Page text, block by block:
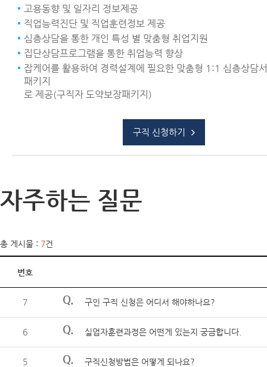
고용동향 및 일자리 정보제공
직업능력진단 및 직업훈련정보 제공
심층상담을 통한 개인 특성 별 맞춤형 취업지원
집단상담프로그램을 통한 취업능력 향상
잡케어를 활용하여 경력설계에 필요한 맞춤형 1:1 심층상담
패키지
로 제공(구직자 도약보장패키지)
구직 신청하기
자주하는 질문
총 게시물 : 7건
번호
7 Q. 구인 구직 신청은 어디서 해야하나요?
6 Q. 실업자훈련과정은 어떤게 있는지 궁금합니다.
5 Q. 구직신청방법은 어떻게 되나요?